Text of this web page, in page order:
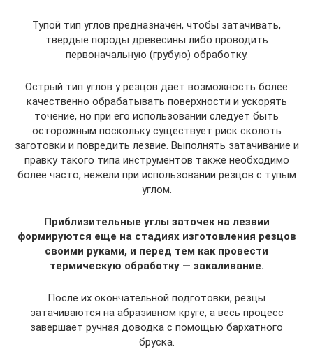
Тупой тип углов предназначен, чтобы затачивать,
твердые породы древесины либо проводить
первоначальную (грубую) обработку.
Острый тип углов у резцов дает возможность более
качественно обрабатывать поверхности и ускорять
точение, но при его использовании следует быть
осторожным поскольку существует риск сколоть
заготовки и повредить лезвие. Выполнять затачивание и
правку такого типа инструментов также необходимо
более часто, нежели при использовании резцов с тупым
углом.
Приблизительные углы заточек на лезвии
формируются еще на стадиях изготовления резцов
своими руками, и перед тем как провести
термическую обработку — закаливание.
После их окончательной подготовки, резцы
затачиваются на абразивном круге, а весь процесс
завершает ручная доводка с помощью бархатного
бруска.